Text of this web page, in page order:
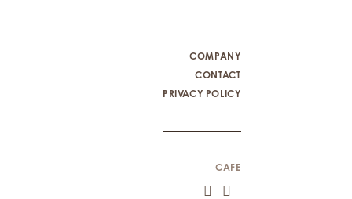
COMPANY
CONTACT
PRIVACY POLICY
CAFE